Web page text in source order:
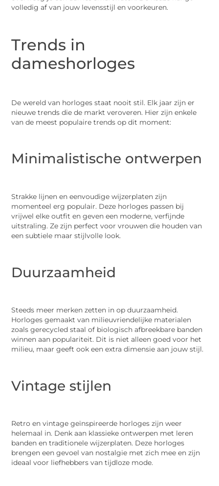
volledig af van jouw levensstijl en voorkeuren.
Trends in
dameshorloges
De wereld van horloges staat nooit stil. Elk jaar zijn er
nieuwe trends die de markt veroveren. Hier zijn enkele
van de meest populaire trends op dit moment:
Minimalistische ontwerpen
Strakke lijnen en eenvoudige wijzerplaten zijn
momenteel erg populair. Deze horloges passen bij
vrijwel elke outfit en geven een moderne, verfijnde
uitstraling. Ze zijn perfect voor vrouwen die houden van
een subtiele maar stijlvolle look.
Duurzaamheid
Steeds meer merken zetten in op duurzaamheid.
Horloges gemaakt van milieuvriendelijke materialen
zoals gerecycled staal of biologisch afbreekbare banden
winnen aan populariteit. Dit is niet alleen goed voor het
milieu, maar geeft ook een extra dimensie aan jouw stijl.
Vintage stijlen
Retro en vintage geïnspireerde horloges zijn weer
helemaal in. Denk aan klassieke ontwerpen met leren
banden en traditionele wijzerplaten. Deze horloges
brengen een gevoel van nostalgie met zich mee en zijn
ideaal voor liefhebbers van tijdloze mode.